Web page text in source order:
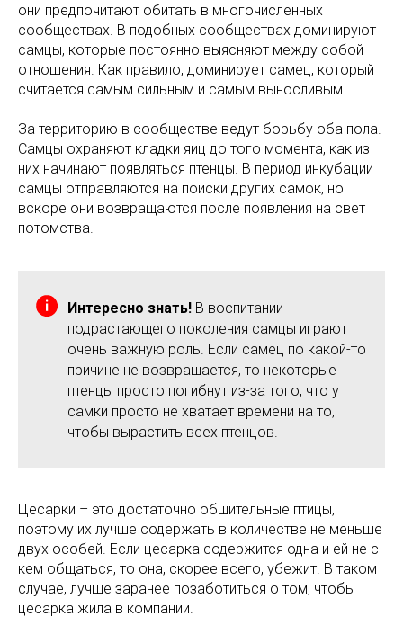
они предпочитают обитать в многочисленных
сообществах. В подобных сообществах доминируют
самцы, которые постоянно выясняют между собой
отношения. Как правило, доминирует самец, который
считается самым сильным и самым выносливым.
За территорию в сообществе ведут борьбу оба пола.
Самцы охраняют кладки яиц до того момента, как из
них начинают появляться птенцы. В период инкубации
самцы отправляются на поиски других самок, но
вскоре они возвращаются после появления на свет
потомства.
Интересно знать! В воспитании
подрастающего поколения самцы играют
очень важную роль. Если самец по какой-то
причине не возвращается, то некоторые
птенцы просто погибнут из-за того, что у
самки просто не хватает времени на то,
чтобы вырастить всех птенцов.
Цесарки – это достаточно общительные птицы,
поэтому их лучше содержать в количестве не меньше
двух особей. Если цесарка содержится одна и ей не с
кем общаться, то она, скорее всего, убежит. В таком
случае, лучше заранее позаботиться о том, чтобы
цесарка жила в компании.